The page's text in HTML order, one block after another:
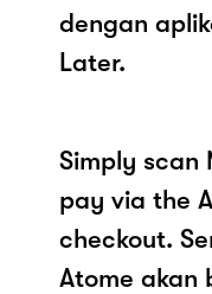
dengan
Later.
Simply scan
pay via the
checkout.
Atome akan